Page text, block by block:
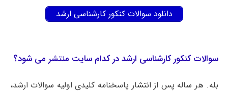
دانلود سوالات کنکور کارشناسی ارشد
سوالات کنکور کارشناسی ارشد در کدام سایت منتشر می شود؟
بله. هر ساله پس از انتشار پاسخنامه کلیدی اولیه سوالات ارشد،